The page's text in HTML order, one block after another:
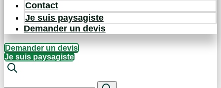
Contact
Je suis paysagiste
Demander un devis
Demander un devis
Je suis paysagiste